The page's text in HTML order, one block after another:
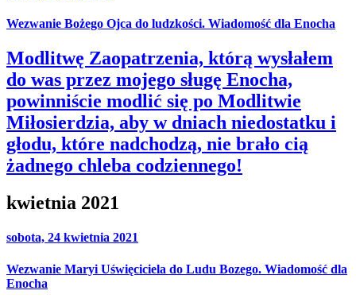
Wezwanie Bożego Ojca do ludzkości. Wiadomość dla Enocha
Modlitwę Zaopatrzenia, którą wysłałem
do was przez mojego sługę Enocha,
powinniście modlić się po Modlitwie
Miłosierdzia, aby w dniach niedostatku i
głodu, które nadchodzą, nie brało cią
żadnego chleba codziennego!
kwietnia 2021
sobota, 24 kwietnia 2021
Wezwanie Maryi Uświęciciela do Ludu Bozego. Wiadomość dla
Enocha